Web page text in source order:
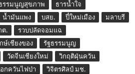
รรมนูญสุขภาพ
ธารน้ำใจ
น้ำมันแพง บสย. ปี๋ใหม่เมือง
มลาบรี
ต.
รวบปลัดจอมแฉ
ษ์เชียงของ
รัฐธรรมนูญ
วัดจีนเชียงใหม่
วิกฤติฝุ่นควัน
กควันไฟป่า
วิจิตรศิลป์ มช.